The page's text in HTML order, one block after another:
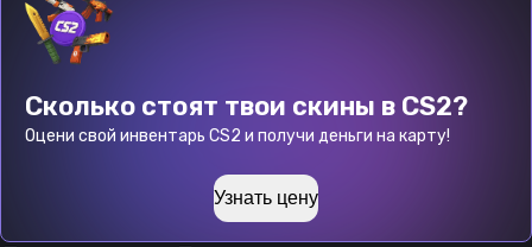
Сколько стоят твои скины в CS2?
Оцени свой инвентарь CS2 и получи деньги на карту!
Узнать цену